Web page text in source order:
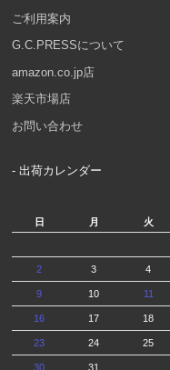
ご利用案内
G.C.PRESSについて
amazon.co.jp店
楽天市場店
お問い合わせ
- 出荷カレンダー
日
月 火
2 3 4
9 10 11
16 17 18
23 24 25
30 31